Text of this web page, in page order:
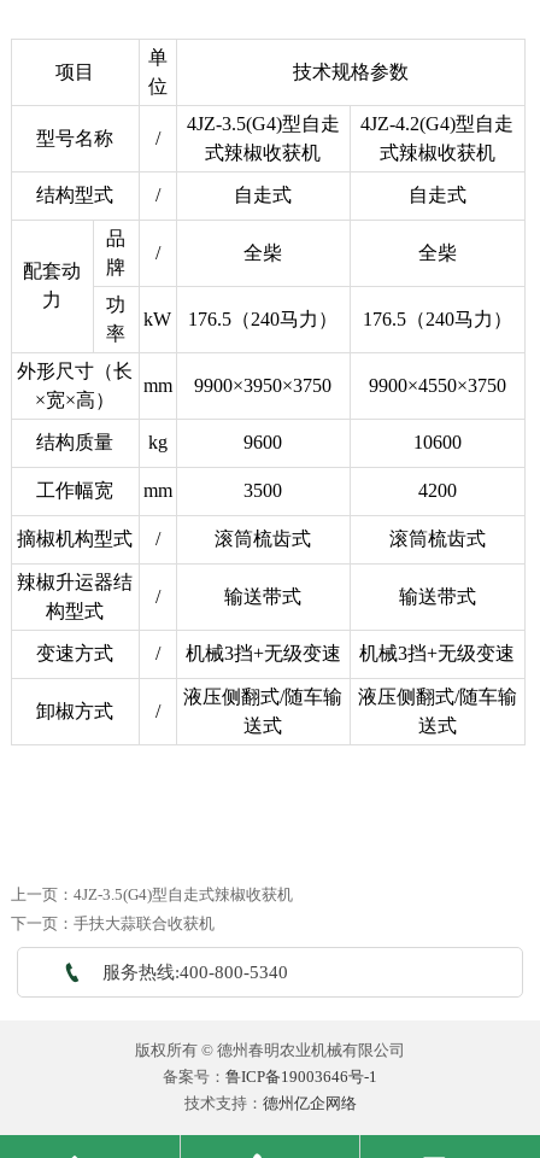
项目
单
位
技术规格参数
型号名称 /
4JZ-3.5(G4)型自走
式辣椒收获机
4JZ-4.2(G4)型自走
式辣椒收获机
结构型式 / 自走式 自走式
配套动
力
品
牌
/ 全柴 全柴
功
率
kW 176.5（240马力） 176.5（240马力）
外形尺寸（长
×宽×高）
mm 9900×3950×3750 9900×4550×3750
结构质量 kg 9600 10600
工作幅宽 mm 3500 4200
摘椒机构型式 / 滚筒梳齿式 滚筒梳齿式
辣椒升运器结
构型式
/ 输送带式 输送带式
变速方式 / 机械3挡+无级变速 机械3挡+无级变速
卸椒方式 /
液压侧翻式/随车输
送式
液压侧翻式/随车输
送式
上一页： 4JZ-3.5(G4)型自走式辣椒收获机
下一页： 手扶大蒜联合收获机
 服务热线:400-800-5340
版权所有 © 德州春明农业机械有限公司
备案号： 鲁ICP备19003646号-1
技术支持： 德州亿企网络